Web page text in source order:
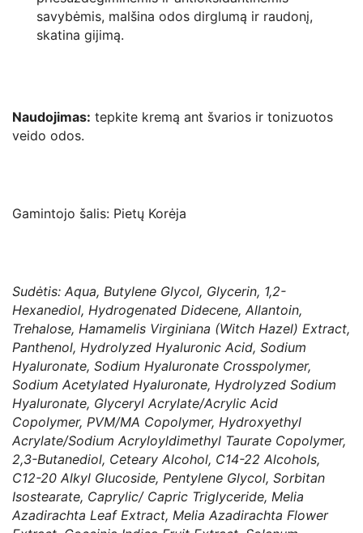
savybėmis, malšina odos dirglumą ir raudonį,
skatina gijimą.
Naudojimas: tepkite kremą ant švarios ir tonizuotos
veido odos.
Gamintojo šalis: Pietų Korėja
Sudėtis: Aqua, Butylene Glycol, Glycerin, 1,2-
Hexanediol, Hydrogenated Didecene, Allantoin,
Trehalose, Hamamelis Virginiana (Witch Hazel) Extract,
Panthenol, Hydrolyzed Hyaluronic Acid, Sodium
Hyaluronate, Sodium Hyaluronate Crosspolymer,
Sodium Acetylated Hyaluronate, Hydrolyzed Sodium
Hyaluronate, Glyceryl Acrylate/Acrylic Acid
Copolymer, PVM/MA Copolymer, Hydroxyethyl
Acrylate/Sodium Acryloyldimethyl Taurate Copolymer,
2,3-Butanediol, Ceteary Alcohol, C14-22 Alcohols,
C12-20 Alkyl Glucoside, Pentylene Glycol, Sorbitan
Isostearate, Caprylic/ Capric Triglyceride, Melia
Azadirachta Leaf Extract, Melia Azadirachta Flower